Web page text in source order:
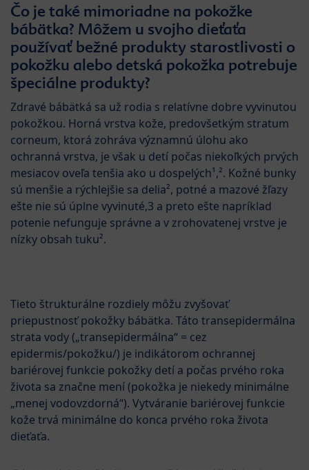
Čo je také mimoriadne na pokožke
bábätka? Môžem u svojho dieťaťa
používať bežné produkty starostlivosti o
pokožku alebo detská pokožka potrebuje
špeciálne produkty?
Zdravé bábätká sa už rodia s relatívne dobre vyvinutou
pokožkou. Horná vrstva kože, predovšetkým stratum
corneum, ktorá zohráva významnú úlohu ako
ochranná vrstva, je však u detí počas niekoľkých prvých
mesiacov oveľa tenšia ako u dospelých¹,². Kožné bunky
sú menšie a rýchlejšie sa delia², potné a mazové žľazy
ešte nie sú úplne vyvinuté,3 a preto ešte napríklad
potenie nefunguje správne a v zrohovatenej vrstve je
nízky obsah tuku².
Tieto štrukturálne rozdiely môžu zvyšovať
priepustnosť pokožky bábätka. Táto transepidermálna
strata vody („transepidermálna“ = cez
epidermis/pokožku/) je indikátorom ochrannej
bariérovej funkcie pokožky detí a počas prvého roka
života sa značne mení (pokožka je niekedy minimálne
„menej vodovzdorná“). Vytváranie bariérovej funkcie
kože trvá minimálne do konca prvého roka života
dieťaťa.